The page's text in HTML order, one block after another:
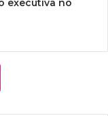
executiva no